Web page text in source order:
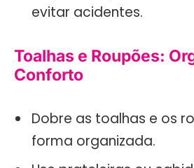
evitar acidentes.
Toalhas e Roupões:
Conforto
Dobre as toalhas e os
forma organizada.